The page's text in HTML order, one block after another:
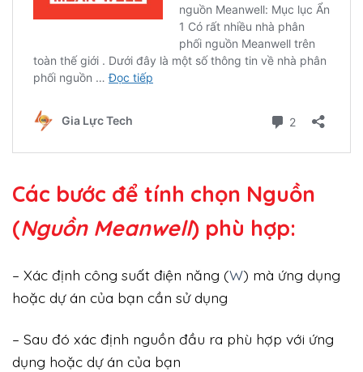
Các bước để tính chọn Nguồn
(Nguồn Meanwell) phù hợp:
– Xác định công suất điện năng (W) mà ứng dụng
hoặc dự án của bạn cần sử dụng
– Sau đó xác định nguồn đầu ra phù hợp với ứng
dụng hoặc dự án của bạn